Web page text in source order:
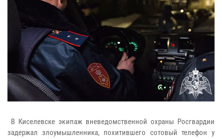
В Киселевске экипаж вневедомственной охраны Росгвардии
задержал злоумышленника, похитившего сотовый телефон у